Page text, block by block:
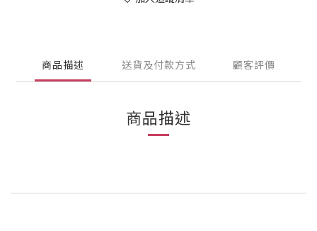
商品描述 送貨及付款方式 顧客評價
商品描述